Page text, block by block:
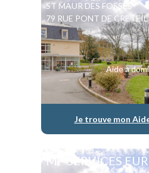
ST MAUR DES FOSSES
79 RUE PONT DE CRETEIL
Aide à
Je trouve mon
MF SERVICES